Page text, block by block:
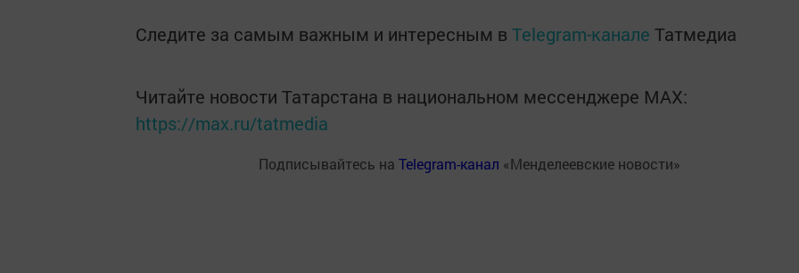
Следите за самым важным и интересным в Telegram-канале Татмедиа
Читайте новости Татарстана в национальном мессенджере MАХ:
https://max.ru/tatmedia
Подписывайтесь на Telegram-канал «Менделеевские новости»